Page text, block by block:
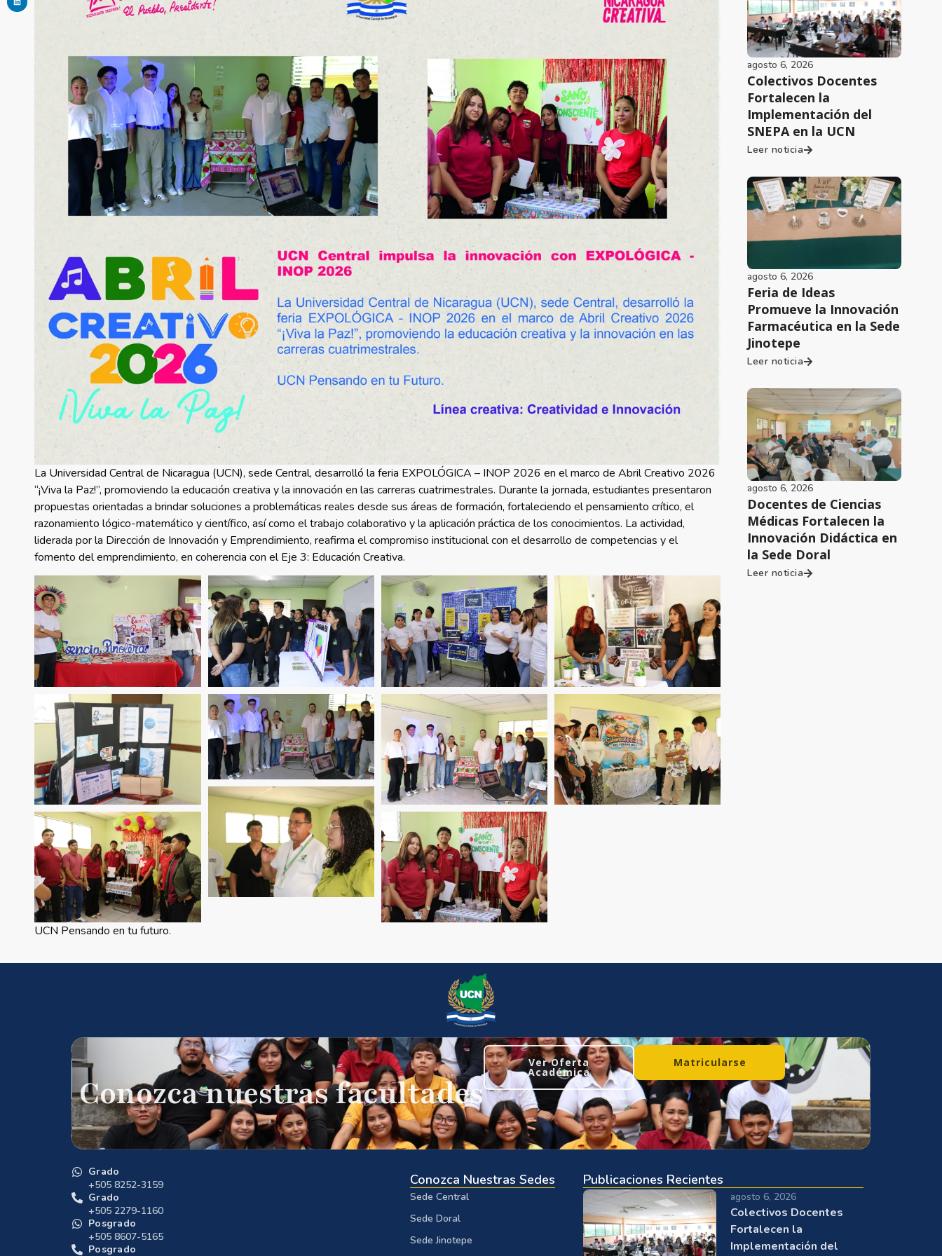
La Universidad Central de Nicaragua (UCN), sede Central, desarrolló la feria EXPOLÓGICA – INOP 2026 en el marco de Abril Creativo 2026
“¡Viva la Paz!”, promoviendo la educación creativa y la innovación en las carreras cuatrimestrales. Durante la jornada, estudiantes presentaron
propuestas orientadas a brindar soluciones a problemáticas reales desde sus áreas de formación, fortaleciendo el pensamiento crítico, el
razonamiento lógico-matemático y científico, así como el trabajo colaborativo y la aplicación práctica de los conocimientos. La actividad,
liderada por la Dirección de Innovación y Emprendimiento, reafirma el compromiso institucional con el desarrollo de competencias y el
fomento del emprendimiento, en coherencia con el Eje 3: Educación Creativa.
UCN Pensando en tu futuro.
agosto 6, 2026
Colectivos Docentes
Fortalecen la
Implementación del
SNEPA en la UCN
Leer noticia
agosto 6, 2026
Feria de Ideas
Promueve la Innovación
Farmacéutica en la Sede
Jinotepe
Leer noticia
agosto 6, 2026
Docentes de Ciencias
Médicas Fortalecen la
Innovación Didáctica en
la Sede Doral
Leer noticia
Conozca nuestras facultades
Ver Oferta
Académica
Matricularse
Grado
+505 8252-3159
Grado
+505 2279-1160
Posgrado
+505 8607-5165
Posgrado
Conozca Nuestras Sedes
Sede Central
Sede Doral
Sede Jinotepe
Publicaciones Recientes
agosto 6, 2026
Colectivos Docentes
Fortalecen la
Implementación del